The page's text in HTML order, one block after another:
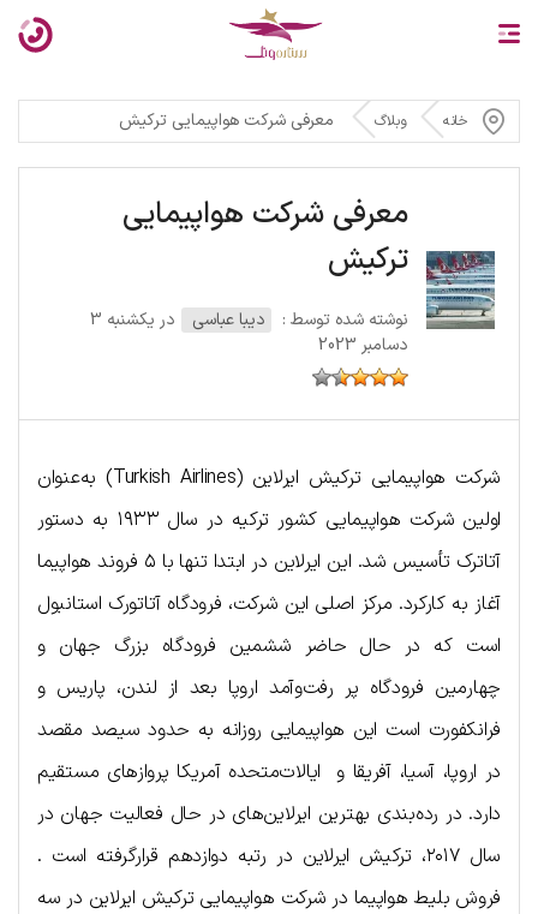
خانه وبلاگ معرفی شرکت هواپیمایی ترکیش
معرفی شرکت هواپیمایی
ترکیش
نوشته شده توسط : دیبا عباسی
در یکشنبه 3
دسامبر 2023
شرکت هواپیمایی ترکیش ایرلاین (Turkish Airlines) به‌عنوان
اولین شرکت هواپیمایی کشور ترکیه در سال ۱۹۳۳ به دستور
آتاترک تأسیس شد. این ایرلاین در ابتدا تنها با ۵ فروند هواپیما
آغاز به کارکرد. مرکز اصلی این شرکت، فرودگاه آتاتورک استانبول
است که در حال حاضر ششمین فرودگاه بزرگ جهان و
چهارمین فرودگاه پر رفت‌وآمد اروپا بعد از لندن، پاریس و
فرانکفورت است این هواپیمایی روزانه به حدود سیصد مقصد
در اروپا، آسیا، آفریقا و ایالات‌متحده آمریکا پروازهای مستقیم
دارد. در رده‌بندی بهترین ایرلاین‌های در حال فعالیت جهان در
سال ۲۰۱۷، ترکیش ایرلاین در رتبه دوازدهم قرارگرفته است .
فروش بلیط هواپیما در شرکت هواپیمایی ترکیش ایرلاین در سه